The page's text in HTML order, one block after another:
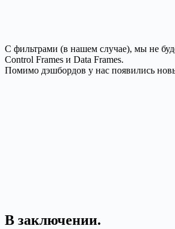
С фильтрами (в нашем случае), мы не
Control Frames и Data Frames.
Помимо дэшбордов у нас появились
В заключении.